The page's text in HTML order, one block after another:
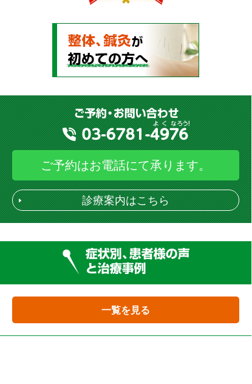
ご予約はお電話にて承ります。
診療案内はこちら
一覧を見る